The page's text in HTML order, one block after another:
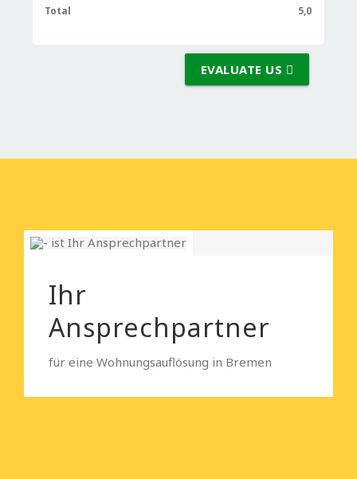
Total
5,0
EVALUATE US
Ihr
Ansprechpartner
für eine Wohnungsauflösung in Bremen